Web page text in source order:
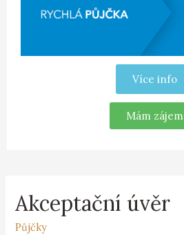
Více info
Mám zájem
Akceptační úvěr
Půjčky